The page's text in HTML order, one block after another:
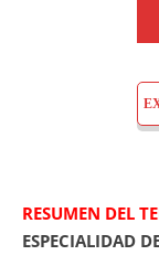
RESUMEN DEL
ESPECIALIDAD